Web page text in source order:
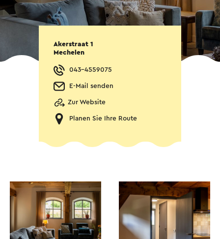
Akerstraat 1
Mechelen
043-4559075
E-Mail senden
Zur Website
Planen Sie Ihre Route